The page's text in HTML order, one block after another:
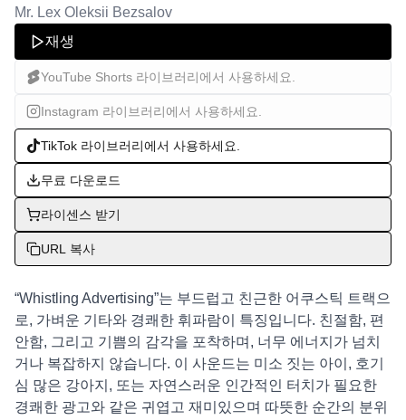
Mr. Lex Oleksii Bezsalov
재생
YouTube Shorts 라이브러리에서 사용하세요.
Instagram 라이브러리에서 사용하세요.
TikTok 라이브러리에서 사용하세요.
무료 다운로드
라이센스 받기
URL 복사
“Whistling Advertising”는 부드럽고 친근한 어쿠스틱 트랙으
로, 가벼운 기타와 경쾌한 휘파람이 특징입니다. 친절함, 편
안함, 그리고 기쁨의 감각을 포착하며, 너무 에너지가 넘치
거나 복잡하지 않습니다. 이 사운드는 미소 짓는 아이, 호기
심 많은 강아지, 또는 자연스러운 인간적인 터치가 필요한
경쾌한 광고와 같은 귀엽고 재미있으며 따뜻한 순간의 분위